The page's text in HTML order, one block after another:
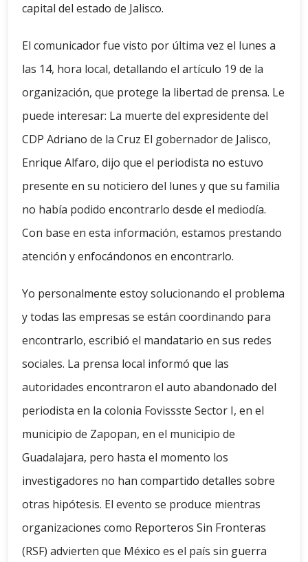
capital del estado de Jalisco.
El comunicador fue visto por última vez el lunes a
las 14, hora local, detallando el artículo 19 de la
organización, que protege la libertad de prensa. Le
puede interesar: La muerte del expresidente del
CDP Adriano de la Cruz El gobernador de Jalisco,
Enrique Alfaro, dijo que el periodista no estuvo
presente en su noticiero del lunes y que su familia
no había podido encontrarlo desde el mediodía.
Con base en esta información, estamos prestando
atención y enfocándonos en encontrarlo.
Yo personalmente estoy solucionando el problema
y todas las empresas se están coordinando para
encontrarlo, escribió el mandatario en sus redes
sociales. La prensa local informó que las
autoridades encontraron el auto abandonado del
periodista en la colonia Fovissste Sector I, en el
municipio de Zapopan, en el municipio de
Guadalajara, pero hasta el momento los
investigadores no han compartido detalles sobre
otras hipótesis. El evento se produce mientras
organizaciones como Reporteros Sin Fronteras
(RSF) advierten que México es el país sin guerra